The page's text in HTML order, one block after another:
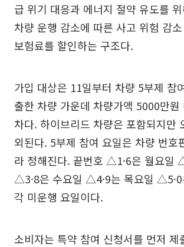
급 위기 대응과 에너지 절약 유도를
차량 운행 감소에 따른 사고 위험 감
보험료를 할인하는 구조다.
가입 대상은 11일부터 차량 5부제 참
출한 차량 가운데 차량가액 5000만원
차다. 하이브리드 차량은 포함되지만
외된다. 5부제 참여 요일은 차량 번호
라 정해진다. 끝번호 △1·6은 월요일
△3·8은 수요일 △4·9는 목요일 △5·0
각 미운행 요일이다.
소비자는 특약 참여 신청서를 먼저 제